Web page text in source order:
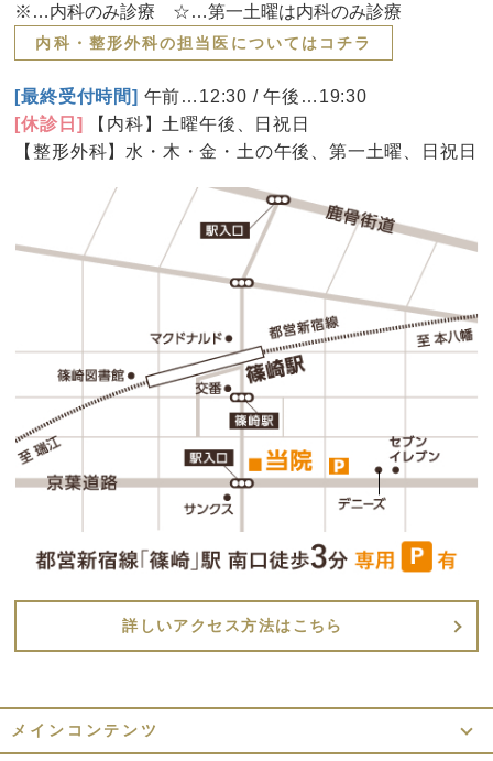
※…内科のみ診療 ☆…第一土曜は内科のみ診療
内科・整形外科の担当医についてはコチラ
[最終受付時間] 午前…12:30 / 午後…19:30
[休診日]
【内科】土曜午後、日祝日
【整形外科】水・木・金・土の午後、第一土曜、日祝日
詳しいアクセス方法はこちら
メインコンテンツ